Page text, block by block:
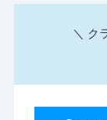
＼ ク